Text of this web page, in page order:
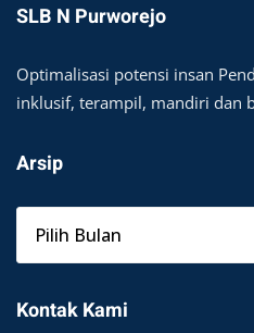
SLB N Purworejo
Optimalisasi potensi insan
inklusif, terampil, mandiri dan
Arsip
iKontak Kami